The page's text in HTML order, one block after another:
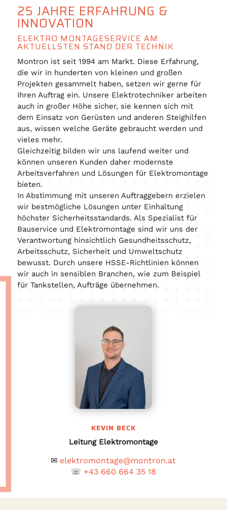
25 JAHRE ERFAHRUNG &
INNOVATION
ELEKTRO MONTAGESERVICE AM
AKTUELLSTEN STAND DER TECHNIK
Montron ist seit 1994 am Markt. Diese Erfahrung,
die wir in hunderten von kleinen und großen
Projekten gesammelt haben, setzen wir gerne für
Ihren Auftrag ein. Unsere Elektrotechniker arbeiten
auch in großer Höhe sicher, sie kennen sich mit
dem Einsatz von Gerüsten und anderen Steighilfen
aus, wissen welche Geräte gebraucht werden und
vieles mehr.
Gleichzeitig bilden wir uns laufend weiter und
können unseren Kunden daher modernste
Arbeitsverfahren und Lösungen für Elektromontage
bieten.
In Abstimmung mit unseren Auftraggebern erzielen
wir bestmögliche Lösungen unter Einhaltung
höchster Sicherheitsstandards. Als Spezialist für
Bauservice und Elektromontage sind wir uns der
Verantwortung hinsichtlich Gesundheitsschutz,
Arbeitsschutz, Sicherheit und Umweltschutz
bewusst. Durch unsere HSSE-Richtlinien können
wir auch in sensiblen Branchen, wie zum Beispiel
für Tankstellen, Aufträge übernehmen.
KEVIN BECK
Leitung Elektromontage
✉ elektromontage@montron.at
☏ +43 660 664 35 18